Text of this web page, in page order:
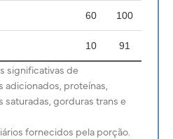
60 100
10 91
significativas de
adicionados, proteínas,
gorduras trans e
fornecidos pela porção.